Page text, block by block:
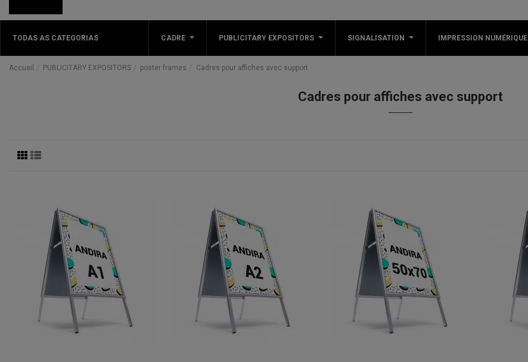
TODAS AS CATEGORIAS CADRE PUBLICITARY EXPOSITORS SIGNALISATION IMPRESSION NUMÉRIQUE
Accueil PUBLICITARY EXPOSITORS poster frames Cadres pour affiches avec support
Cadres pour affiches avec support